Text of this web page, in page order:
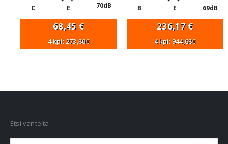
C E 70dB
68,45 €
4 kpl: 273,80€
B E 69dB
236,17 €
4 kpl: 944,68€
Etsi vanteita